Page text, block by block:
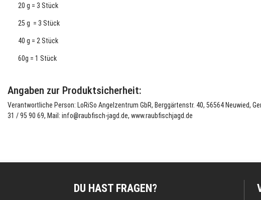
20 g = 3 Stück
25 g = 3 Stück
40 g = 2 Stück
60g = 1 Stück
Angaben zur Produktsicherheit:
Verantwortliche Person: LoRiSo Angelzentrum GbR, Berggärtenstr. 40, 56564 Neuwied,
31 / 95 90 69, Mail: info@raubfisch-jagd.de, www.raubfischjagd.de
DU HAST FRAGEN?